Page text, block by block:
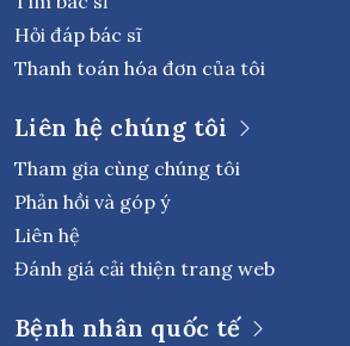
Hỏi đáp bác sĩ
Thanh toán hóa đơn của tôi
Liên hệ chúng tôi
Tham gia cùng chúng tôi
Phản hồi và góp ý
Liên hệ
Đánh giá cải thiện trang web
Bệnh nhân quốc tế